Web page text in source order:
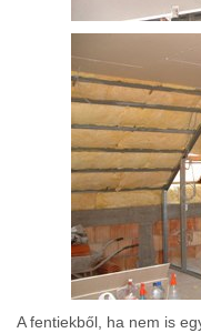
A fentiekből, ha nem is